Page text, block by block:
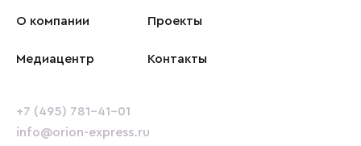
О компании Проекты
Медиацентр Контакты
+7 (495) 781-41-01
info@orion-express.ru